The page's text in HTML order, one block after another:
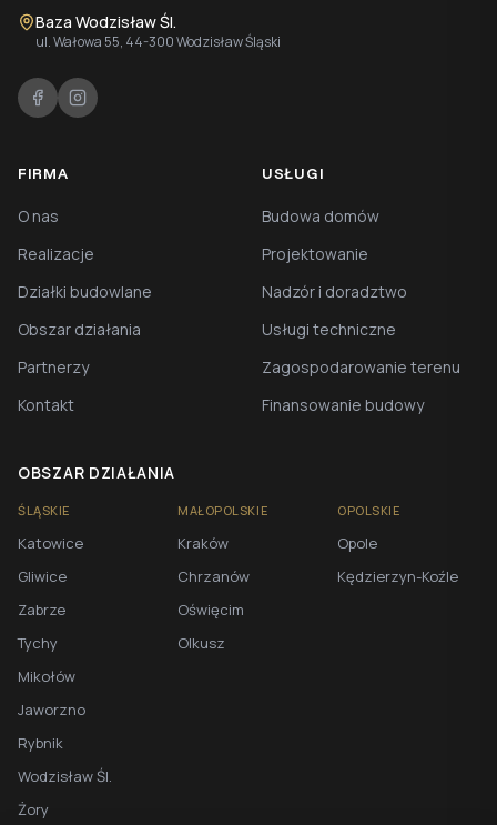
Baza Wodzisław Śl.
ul. Wałowa 55, 44-300 Wodzisław Śląski
FIRMA
O nas
Realizacje
Działki budowlane
Obszar działania
Partnerzy
Kontakt
USŁUGI
Budowa domów
Projektowanie
Nadzór i doradztwo
Usługi techniczne
Zagospodarowanie terenu
Finansowanie budowy
OBSZAR DZIAŁANIA
ŚLĄSKIE
Katowice
Gliwice
Zabrze
Tychy
Mikołów
Jaworzno
Rybnik
Wodzisław Śl.
Żory
MAŁOPOLSKIE
Kraków
Chrzanów
Oświęcim
Olkusz
OPOLSKIE
Opole
Kędzierzyn-Koźle